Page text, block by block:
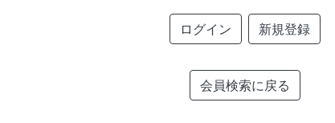
ログイン 新規登録
会員検索に戻る